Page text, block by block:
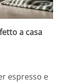
a casa
espresso e